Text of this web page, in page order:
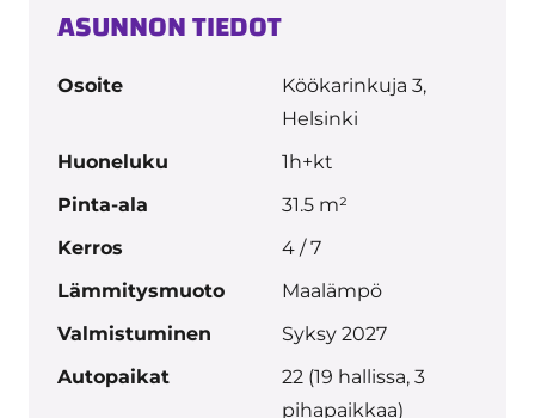
ASUNNON TIEDOT
Osoite
Köökarinkuja 3,
Helsinki
Huoneluku
1h+kt
Pinta-ala
31.5 m²
Kerros
4 / 7
Lämmitysmuoto
Maalämpö
Valmistuminen
Syksy 2027
Autopaikat
22 (19 hallissa, 3
pihapaikkaa)